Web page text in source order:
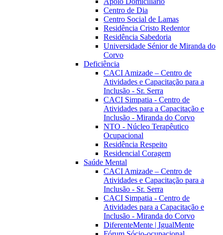
Centro de Dia
Centro Social de Lamas
Residência Cristo Redentor
Residência Sabedoria
Universidade Sénior de Miranda do
Corvo
Deficiência
CACI Amizade – Centro de
Atividades e Capacitação para a
Inclusão - Sr. Serra
CACI Simpatia - Centro de
Atividades para a Capacitação e
Inclusão - Miranda do Corvo
NTO - Núcleo Terapêutico
Ocupacional
Residência Respeito
Residencial Coragem
Saúde Mental
CACI Amizade – Centro de
Atividades e Capacitação para a
Inclusão - Sr. Serra
CACI Simpatia - Centro de
Atividades para a Capacitação e
Inclusão - Miranda do Corvo
DiferenteMente | IgualMente